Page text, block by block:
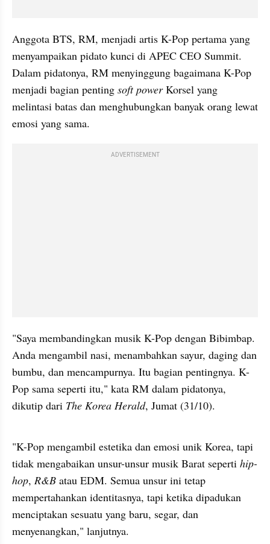
Anggota BTS, RM, menjadi artis K-Pop pertama yang
menyampaikan pidato kunci di APEC CEO Summit.
Dalam pidatonya, RM menyinggung bagaimana K-Pop
menjadi bagian penting soft power Korsel yang
melintasi batas dan menghubungkan banyak orang lewat
emosi yang sama.
ADVERTISEMENT
"Saya membandingkan musik K-Pop dengan Bibimbap.
Anda mengambil nasi, menambahkan sayur, daging dan
bumbu, dan mencampurnya. Itu bagian pentingnya. K-
Pop sama seperti itu," kata RM dalam pidatonya,
dikutip dari The Korea Herald, Jumat (31/10).
"K-Pop mengambil estetika dan emosi unik Korea, tapi
tidak mengabaikan unsur-unsur musik Barat seperti hip-
hop, R&B atau EDM. Semua unsur ini tetap
mempertahankan identitasnya, tapi ketika dipadukan
menciptakan sesuatu yang baru, segar, dan
menyenangkan," lanjutnya.